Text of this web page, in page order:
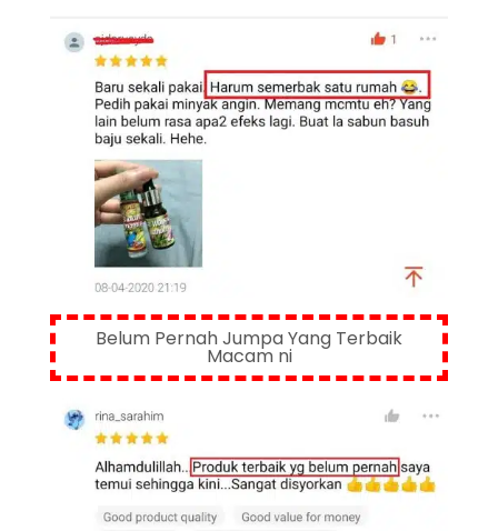
Belum Pernah Jumpa Yang Terbaik
Macam ni